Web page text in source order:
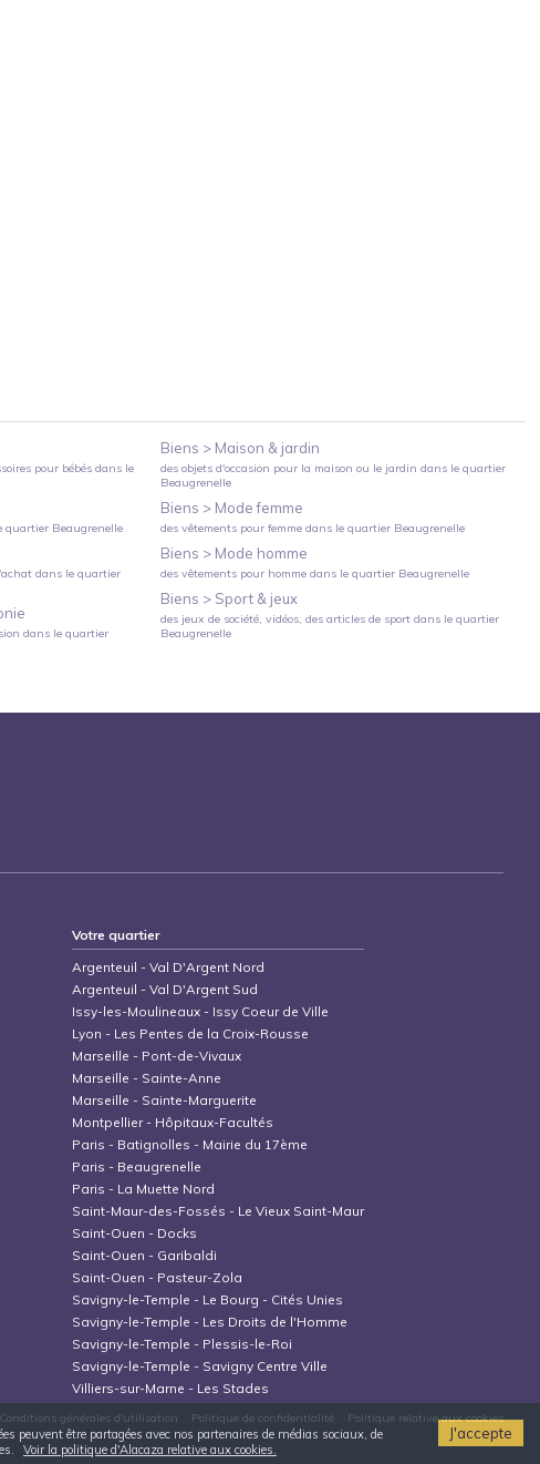
pour bébésdans le
quartier Beaugrenelle
dans le quartier
dans le quartier
Biens > Maison & jardin
des objets d'occasion pour la maison ou le jardin dans le quartier
Beaugrenelle
Biens > Mode femme
des vêtements pour femme dans le quartier Beaugrenelle
Biens > Mode homme
des vêtements pour homme dans le quartier Beaugrenelle
Biens > Sport & jeux
des jeux de société, vidéos, des articles de sport dans le quartier
Beaugrenelle
Votre quartier
Argenteuil -Val D'Argent Nord
Argenteuil -Val D'Argent Sud
Issy-les-Moulineaux - Issy Coeur de Ville
Lyon - Les Pentes de la Croix-Rousse
Marseille - Pont-de-Vivaux
Marseille - Sainte-Anne
Marseille - Sainte-Marguerite
Montpellier- Hôpitaux-Facultés
Paris - Batignolles - Mairie du 17ème
Paris - Beaugrenelle
Paris - La Muette Nord
Saint-Maur-des-Fossés - Le Vieux Saint-Maur
Saint-Ouen - Docks
Saint-Ouen - Garibaldi
Saint-Ouen - Pasteur-Zola
Savigny-le-Temple - Le Bourg - Cités Unies
Savigny-le-Temple - Les Droits de l'Homme
Savigny-le-Temple - Plessis-le-Roi
Savigny-le-Temple - Savigny Centre Ville
Villiers-sur-Marne - Les Stades
Conditions générales d'utilisation Politique de confidentialité Politique relative aux cookies
peuvent être partagées avec nos partenaires de médias sociaux, de
Voir la politique d'Alacaza relative aux cookies.
J'accepte